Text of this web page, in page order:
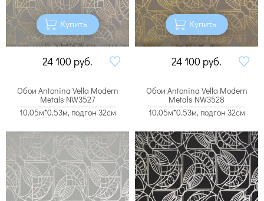
Купить
24 100 руб.
Купить
24 100 руб.
Обои Antonina Vella Modern
Metals NW3527
10.05м*0.53м, подгон 32см
Обои Antonina Vella Modern
Metals NW3528
10.05м*0.53м, подгон 32см